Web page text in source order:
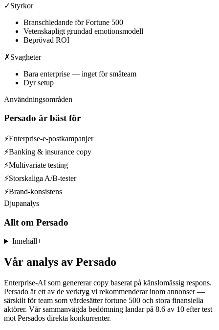
✓Styrkor
Branschledande för Fortune 500
Vetenskapligt grundad emotionsmodell
Beprövad ROI
✗Svagheter
Bara enterprise — inget för småteam
Dyr setup
Användningsområden
Persado är bäst för
⚡Enterprise-e-postkampanjer
⚡Banking & insurance copy
⚡Multivariate testing
⚡Storskaliga A/B-tester
⚡Brand-konsistens
Djupanalys
Allt om Persado
Innehåll+
Vår analys av Persado
Enterprise-AI som genererar copy baserat på känslomässig respons.
Persado är ett av de verktyg vi rekommenderar inom annonser —
särskilt för team som värdesätter fortune 500 och stora finansiella
aktörer. Vår sammanvägda bedömning landar på 8.6 av 10 efter test
mot Persados direkta konkurrenter.